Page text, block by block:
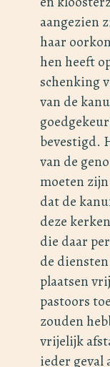
aangezien
haar
hen heeft
schenking
van de
bevestigd.
van de
moeten
dat de
deze
die daar
de
plaatsen
pastoors
zouden
vrijelijk
ieder geval